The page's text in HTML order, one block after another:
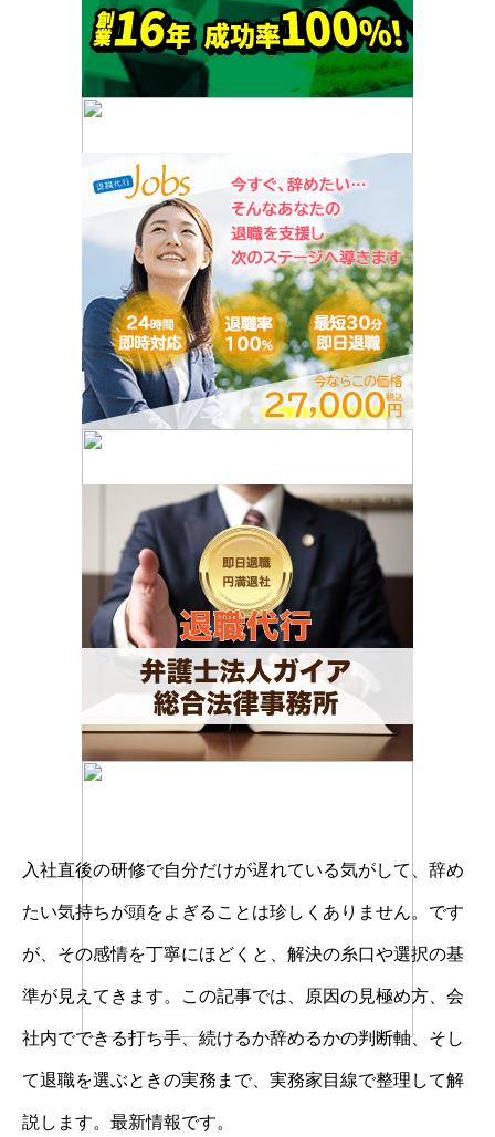
入社直後の研修で自分だけが遅れている気がして、辞め
たい気持ちが頭をよぎることは珍しくありません。です
が、その感情を丁寧にほどくと、解決の糸口や選択の基
準が見えてきます。この記事では、原因の見極め方、会
社内でできる打ち手、続けるか辞めるかの判断軸、そし
て退職を選ぶときの実務まで、実務家目線で整理して解
説します。最新情報です。